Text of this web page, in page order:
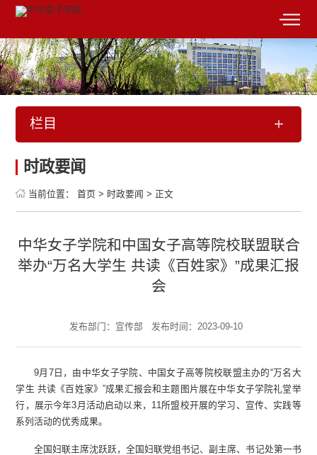
栏目
时政要闻
当前位置： 首页 > 时政要闻 > 正文
中华女子学院和中国女子高等院校联盟联合
举办“万名大学生 共读《百姓家》”成果汇报
会
发布部门：宣传部 发布时间：2023-09-10
9月7日，由中华女子学院、中国女子高等院校联盟主办的“万名大
学生 共读《百姓家》”成果汇报会和主题图片展在中华女子学院礼堂举
行，展示今年3月活动启动以来，11所盟校开展的学习、宣传、实践等
系列活动的优秀成果。
全国妇联主席沈跃跃，全国妇联党组书记、副主席、书记处第一书